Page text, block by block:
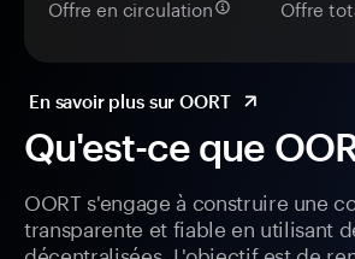
Qu'est-ce que
OORT s'engage à construire une
transparente et fiable en utilisant
Offre en circulation Offre
En savoir plus sur OORT